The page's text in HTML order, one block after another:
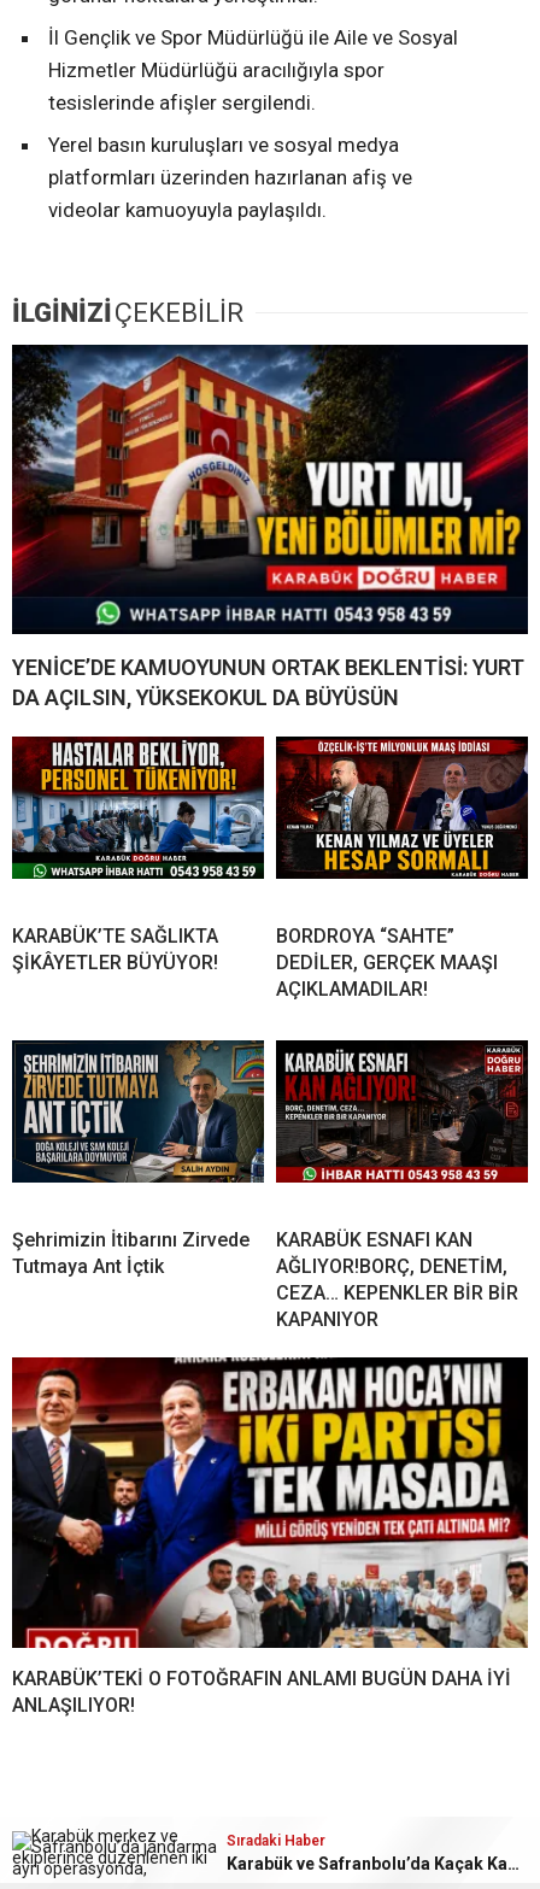
İl Gençlik ve Spor Müdürlüğü ile Aile ve Sosyal
Hizmetler Müdürlüğü aracılığıyla spor
tesislerinde afişler sergilendi.
Yerel basın kuruluşları ve sosyal medya
platformları üzerinden hazırlanan afiş ve
videolar kamuoyuyla paylaşıldı.
İLGİNİZİÇEKEBİLİR
YENİCE’DE KAMUOYUNUN ORTAK BEKLENTİSİ: YURT
DA AÇILSIN, YÜKSEKOKUL DA BÜYÜSÜN
KARABÜK’TE SAĞLIKTA
ŞİKÂYETLER BÜYÜYOR!
BORDROYA “SAHTE”
DEDİLER, GERÇEK MAAŞI
AÇIKLAMADILAR!
Şehrimizin İtibarını Zirvede
Tutmaya Ant İçtik
KARABÜK ESNAFI KAN
AĞLIYOR!BORÇ, DENETİM,
CEZA… KEPENKLER BİR BİR
KAPANIYOR
KARABÜK’TEKİ O FOTOĞRAFIN ANLAMI BUGÜN DAHA İYİ
ANLAŞILIYOR!
Sıradaki Haber
Karabük ve Safranbolu’da Kaçak Kazı ve Uyuşturucu Operasyonları: 7 Şüpheli Yakalandı
Ana Sayfa›Gündem